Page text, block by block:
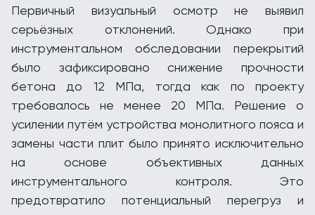
Первичный визуальный осмотр не выявил
серьёзных отклонений. Однако при
инструментальном обследовании перекрытий
было зафиксировано снижение прочности
бетона до 12 МПа, тогда как по проекту
требовалось не менее 20 МПа. Решение о
усилении путём устройства монолитного пояса и
замены части плит было принято исключительно
на основе объективных данных
инструментального контроля. Это
предотвратило потенциальный перегруз и